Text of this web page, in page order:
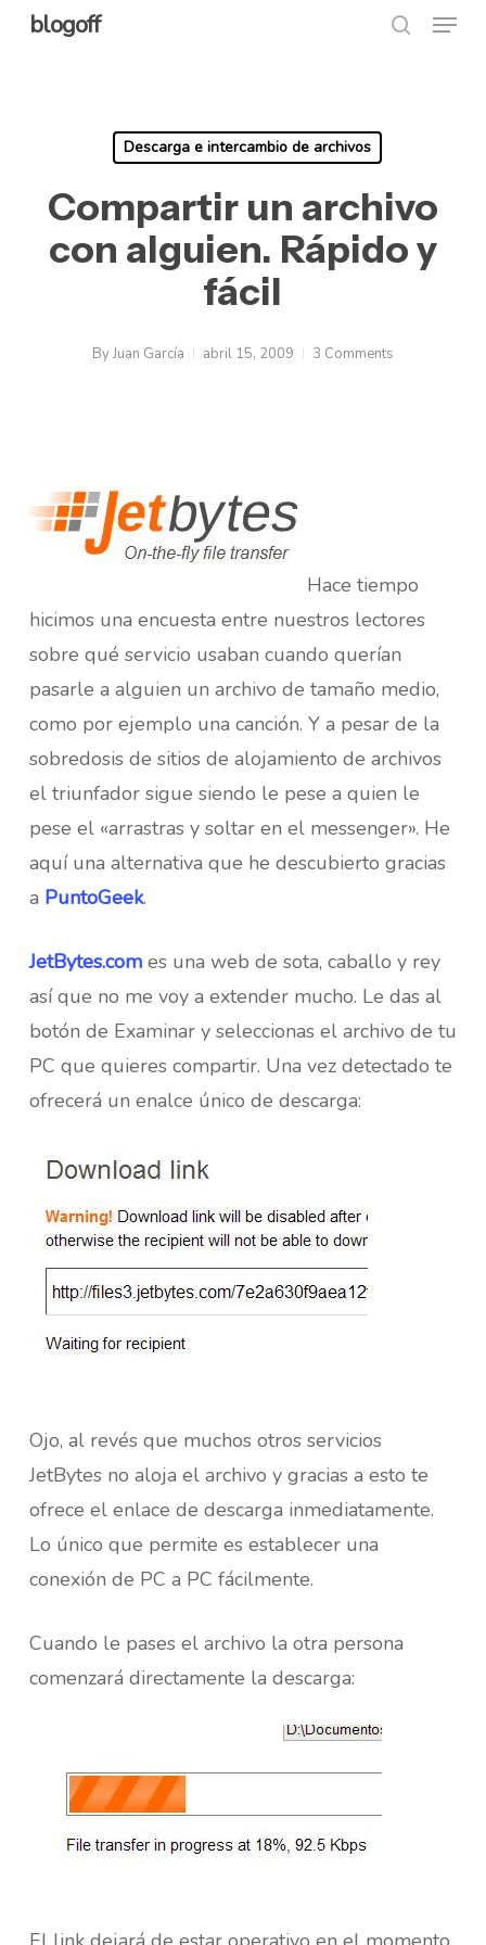
Skipblogoff Menu
Descarga e intercambio de archivos
Compartir un archivo
con alguien. Rápido y
fácil
ByJuan García abril 15, 2009 3 Comments
Hace tiempo
hicimos una encuesta entre nuestros lectores
sobre qué servicio usaban cuando querían
pasarle a alguien un archivo de tamaño medio,
como por ejemplo una canción. Y a pesar de la
sobredosis de sitios de alojamiento de archivos
el triunfador sigue siendo le pese a quien le
pese el «arrastras y soltar en el messenger». He
aquí una alternativa que he descubierto gracias
a PuntoGeek.
JetBytes.comes una web de sota, caballo y rey
así que no me voy a extender mucho. Le das al
botón de Examinar y seleccionas el archivo de tu
PC que quieres compartir. Una vez detectado te
ofrecerá un enalce único de descarga:
Ojo, al revés que muchos otros servicios
JetBytes no aloja el archivo y gracias a esto te
ofrece el enlace de descarga inmediatamente.
Lo único que permite es establecer una
conexión de PC a PC fácilmente.
Cuando le pases el archivo la otra persona
comenzará directamente la descarga: